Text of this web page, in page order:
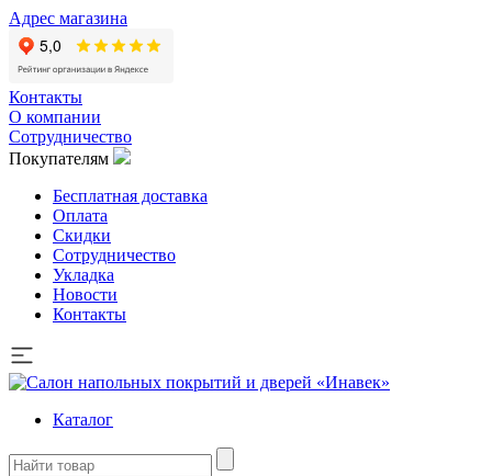
Адрес магазина
Контакты
О компании
Сотрудничество
Покупателям
Бесплатная доставка
Оплата
Скидки
Сотрудничество
Укладка
Новости
Контакты
Каталог